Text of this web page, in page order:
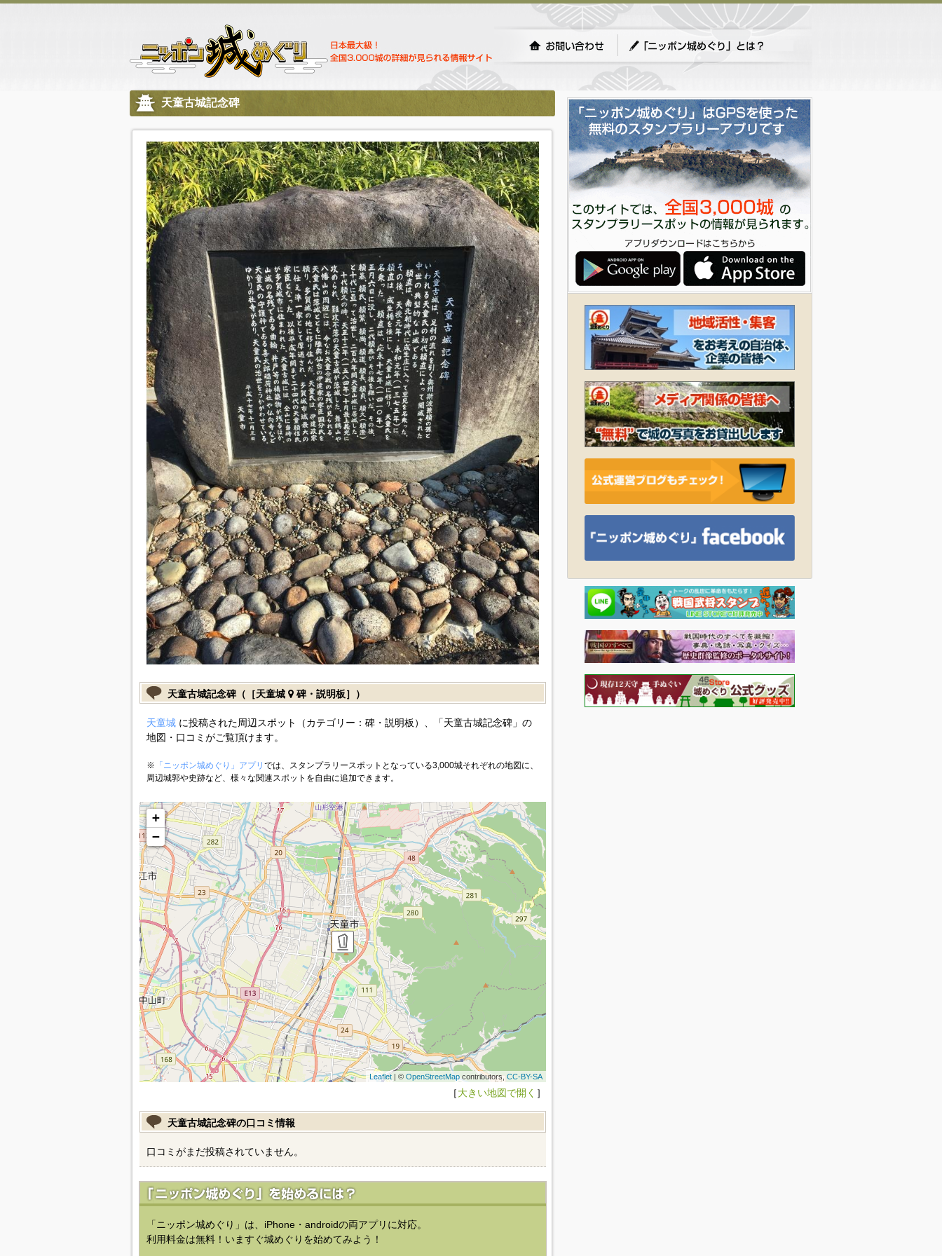
天童古城記念碑
天童古城記念碑（［天童城 碑・説明板］）
天童城に投稿された周辺スポット（カテゴリー：碑・説明板）、「天童古城記念碑」の
地図・口コミがご覧頂けます。
※ 「ニッポン城めぐり」アプリ では、スタンプラリースポットとなっている3,000城それぞれの地図に、
周辺城郭や史跡など、様々な関連スポットを自由に追加できます。
+
−
Leaflet| © OpenStreetMapcontributors, CC-BY-SA
［大きい地図で開く ］
天童古城記念碑の口コミ情報
口コミがまだ投稿されていません。
「ニッポン城めぐり」は、iPhone・androidの両アプリに対応。
利用料金は無料！いますぐ城めぐりを始めてみよう！